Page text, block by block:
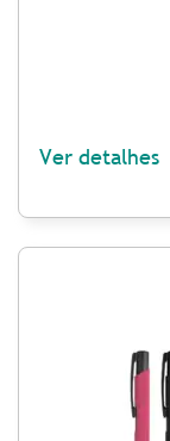
Ver detalhes